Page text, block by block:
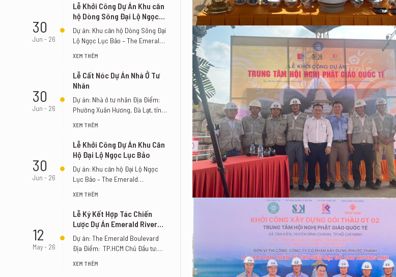
30
Jun - 26
Lễ Khởi Công Dự Án Khu căn
hộ Dòng Sông Đại Lộ Ngọc
Lục Bảo – The Emerald River
Park
Dự án: Khu căn hộ Dòng Sông Đại
Lộ Ngọc Lục Bảo – The Emerald
XEM THÊM
30
Jun - 26
Lễ Cất Nóc Dự Án Nhà Ở Tư
Nhân
Dự án: Nhà ở tư nhân Địa Điểm:
Phường Xuân Hương, Đà Lạt, tỉnh
XEM THÊM
30
Jun - 26
Lễ Khởi Công Dự Án Khu Căn
Hộ Đại Lộ Ngọc Lục Bảo
Dự án: Khu căn hộ Đại Lộ Ngọc
Lục Bảo – The Emerald
XEM THÊM
12
May - 26
Lễ Ký Kết Hợp Tác Chiến
Lược Dự Án Emerald River
Park
Dự án: The Emerald Boulevard
Địa Điểm: TP.HCM Chủ Đầu tư:
XEM THÊM